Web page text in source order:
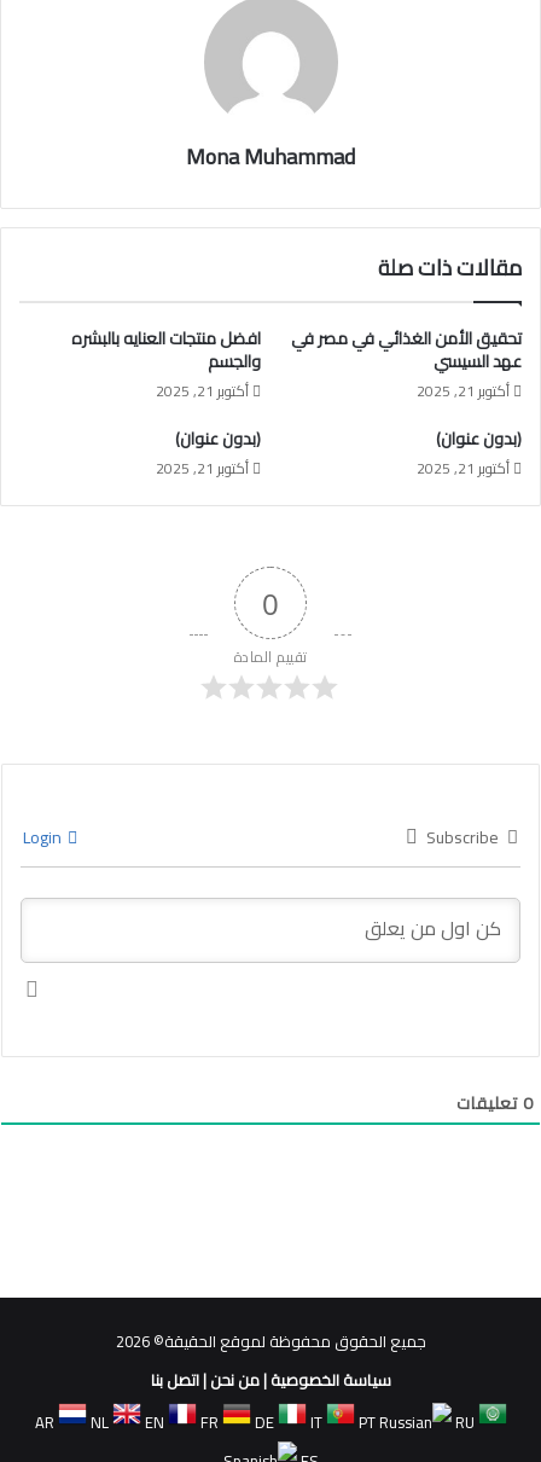
Mona Muhammad
مقالات ذات صلة
تحقيق الأمن الغذائي في مصر في
عهد السيسي
أكتوبر 21, 2025
افضل منتجات العنايه بالبشره
والجسم
أكتوبر 21, 2025
(بدون عنوان)
أكتوبر 21, 2025
(بدون عنوان)
أكتوبر 21, 2025
0
تقييم المادة
Subscribe
0تعليقات
جميع الحقوق محفوظة لموقع الحقيقة© 2026
سياسة الخصوصية|من نحن|اتصل بنا
AR
NL EN FR DE IT PT
RU